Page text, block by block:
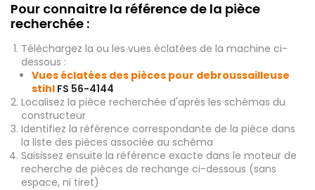
Pour connaitre la référence de la pièce
recherchée :
Téléchargez la ou les vues éclatées de la machine ci-
dessous :
Vues éclatées des pièces pour debroussailleuse
stihl FS 56-4144
Localisez la pièce recherchée d'après les schémas du
constructeur
Identifiez la référence correspondante de la pièce dans
la liste des pièces associée au schéma
Saisissez ensuite la référence exacte dans le moteur de
recherche de pièces de rechange ci-dessous (sans
espace, ni tiret)